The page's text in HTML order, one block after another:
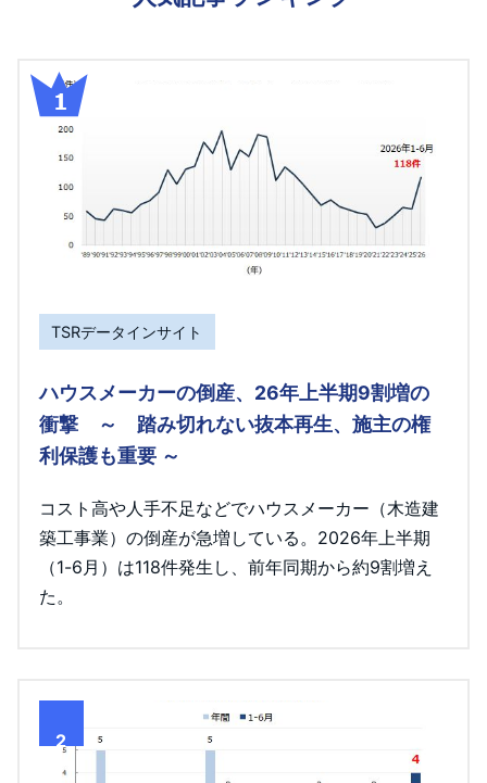
TSRデータインサイト
ハウスメーカーの倒産、26年上半期9割増の
衝撃 ～ 踏み切れない抜本再生、施主の権
利保護も重要 ～
コスト高や人手不足などでハウスメーカー（木造建
築工事業）の倒産が急増している。2026年上半期
（1-6月）は118件発生し、前年同期から約9割増え
た。
2